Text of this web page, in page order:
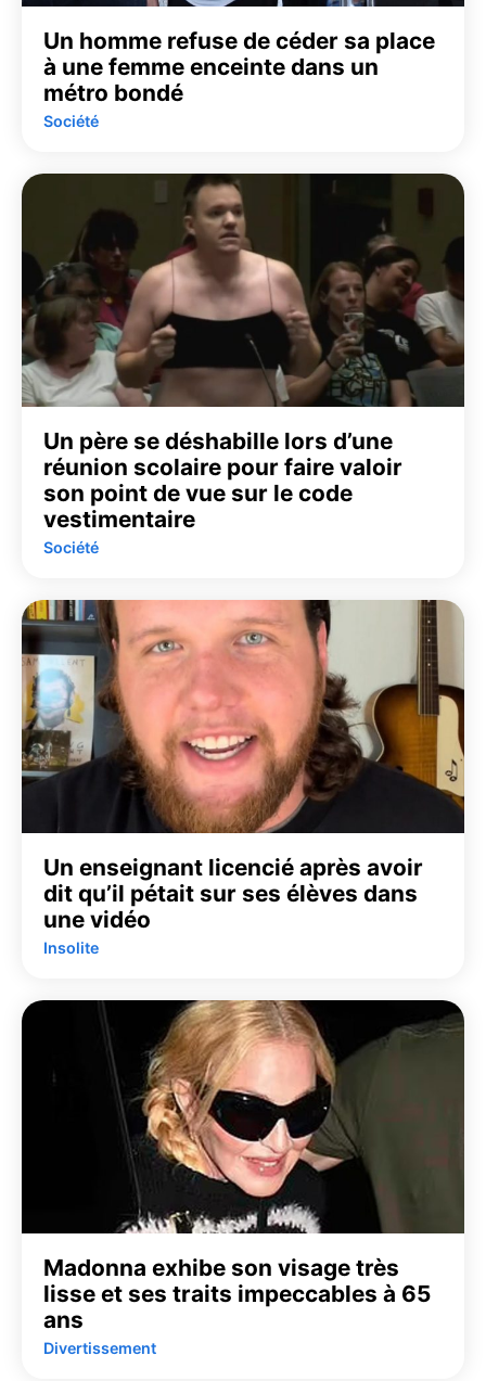
Un homme refuse de céder sa place
à une femme enceinte dans un
métro bondé
Société
Un père se déshabille lors d’une
réunion scolaire pour faire valoir
son point de vue sur le code
vestimentaire
Société
Un enseignant licencié après avoir
dit qu’il pétait sur ses élèves dans
une vidéo
Insolite
Madonna exhibe son visage très
lisse et ses traits impeccables à 65
ans
Divertissement